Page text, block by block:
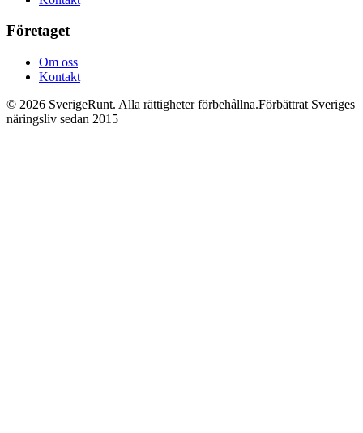
Företaget
Om oss
Kontakt
© 2026 SverigeRunt. Alla rättigheter förbehållna.Förbättrat Sveriges
näringsliv sedan 2015